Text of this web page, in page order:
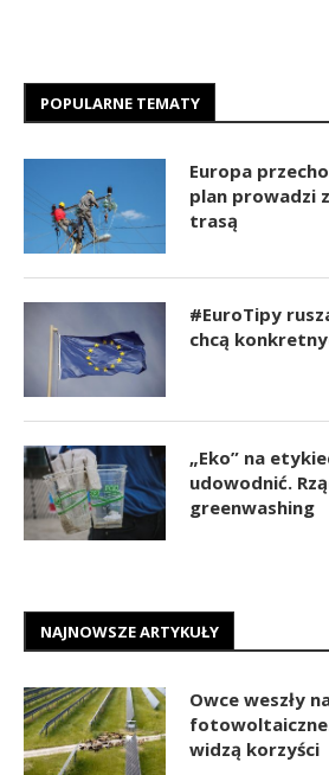
POPULARNE TEMATY
Europa
plan prowadzi
trasą
#EuroTipy
chcą
„Eko” na
udowodnić.
greenwashing
NAJNOWSZE ARTYKUŁY
Owce weszły
widzą korzyści